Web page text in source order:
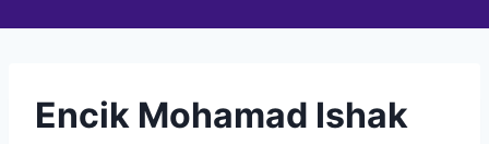
Encik Mohamad Ishak